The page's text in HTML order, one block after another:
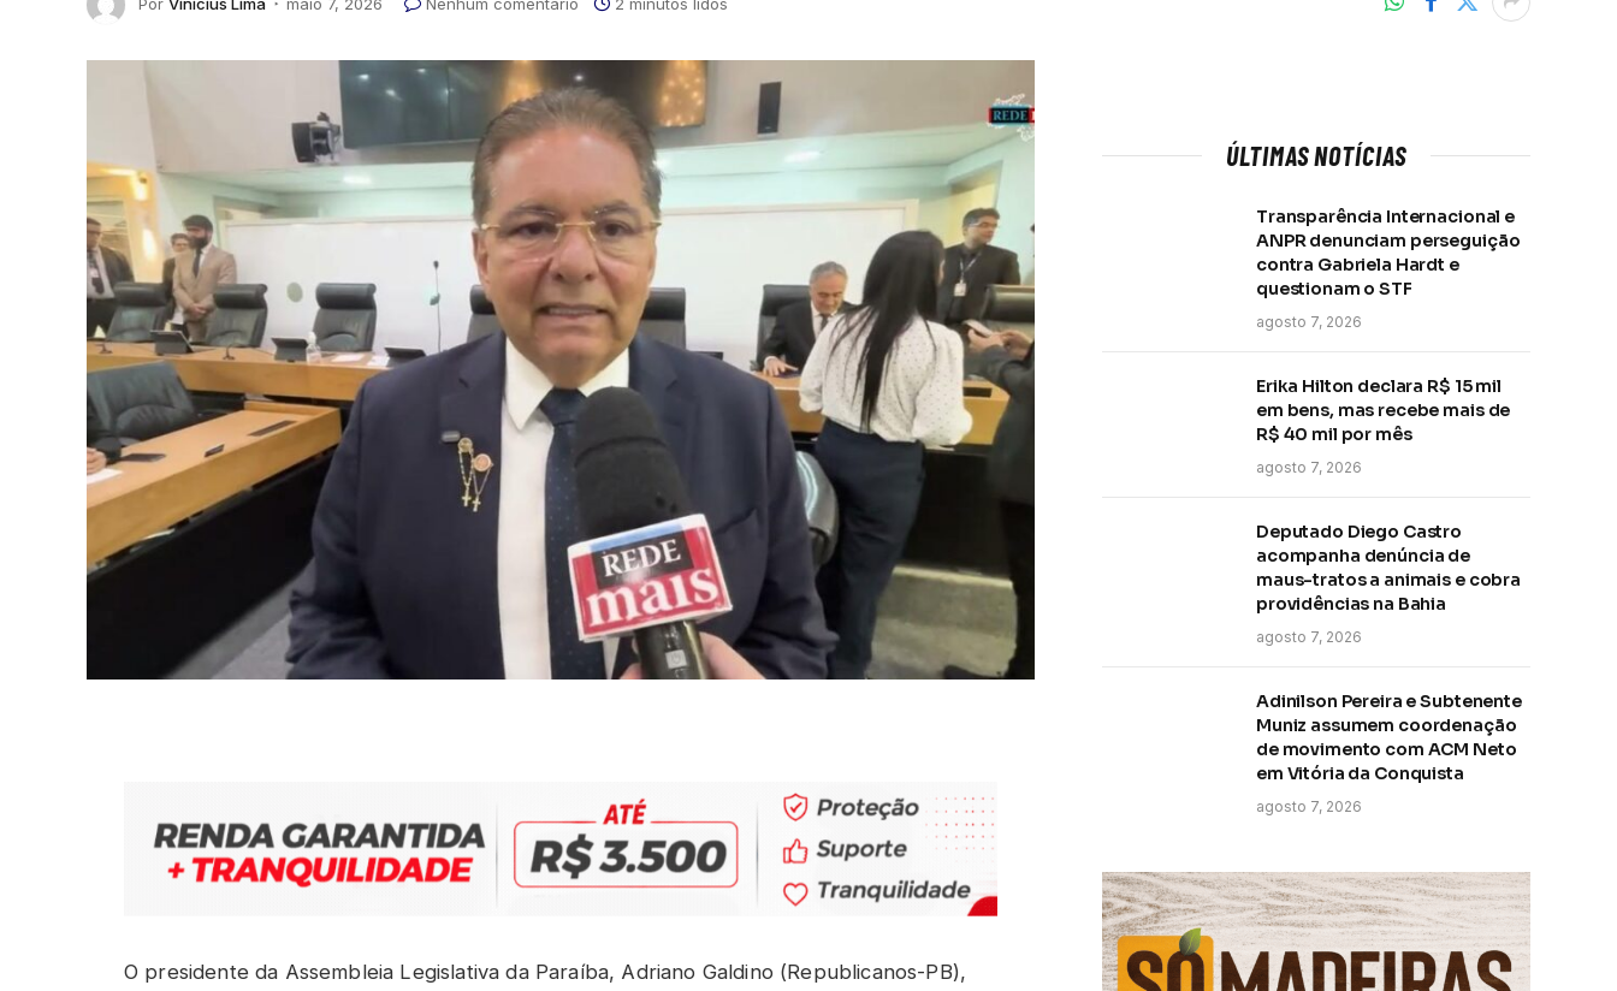
O presidente da Assembleia Legislativa da Paraíba, Adriano Galdino (Republicanos-PB),
ÚLTIMAS NOTÍCIAS
Transparência Internacional e
ANPR denunciam perseguição
contra Gabriela Hardt e
questionam o STF
agosto 7, 2026
Erika Hilton declara R$ 15 mil
em bens, mas recebe mais de
R$ 40 mil por mês
agosto 7, 2026
Deputado Diego Castro
acompanha denúncia de
maus-tratos a animais e cobra
providências na Bahia
agosto 7, 2026
Adinilson Pereira e Subtenente
Muniz assumem coordenação
de movimento com ACM Neto
em Vitória da Conquista
agosto 7, 2026